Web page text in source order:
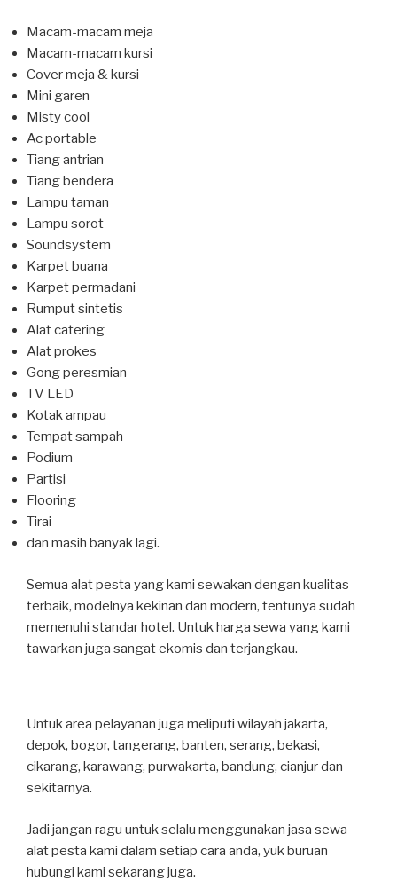
Macam-macam meja
Macam-macam kursi
Cover meja & kursi
Mini garen
Misty cool
Ac portable
Tiang antrian
Tiang bendera
Lampu taman
Lampu sorot
Soundsystem
Karpet buana
Karpet permadani
Rumput sintetis
Alat catering
Alat prokes
Gong peresmian
TV LED
Kotak ampau
Tempat sampah
Podium
Partisi
Flooring
Tirai
dan masih banyak lagi.
Semua alat pesta yang kami sewakan dengan kualitas
terbaik, modelnya kekinan dan modern, tentunya sudah
memenuhi standar hotel. Untuk harga sewa yang kami
tawarkan juga sangat ekomis dan terjangkau.
Untuk area pelayanan juga meliputi wilayah jakarta,
depok, bogor, tangerang, banten, serang, bekasi,
cikarang, karawang, purwakarta, bandung, cianjur dan
sekitarnya.
Jadi jangan ragu untuk selalu menggunakan jasa sewa
alat pesta kami dalam setiap cara anda, yuk buruan
hubungi kami sekarang juga.